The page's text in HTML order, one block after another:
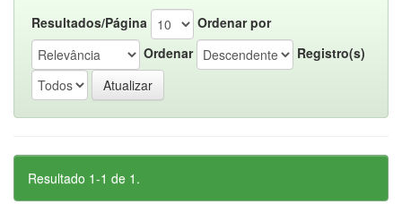
Resultados/Página
Ordenar por
Ordenar
Registro(s)
Resultado 1-1 de 1.